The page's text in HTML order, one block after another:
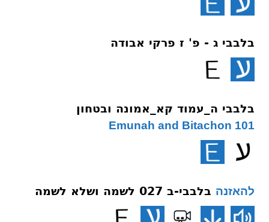
בלבבי ג - פ' ז פרקי אבודה
בלבבי ה_עמוד קא_אמונה ובטחון
101 Emunah and Bitachon
להאזנה בלבבי-ב 027 לשמה ושלא לשמה